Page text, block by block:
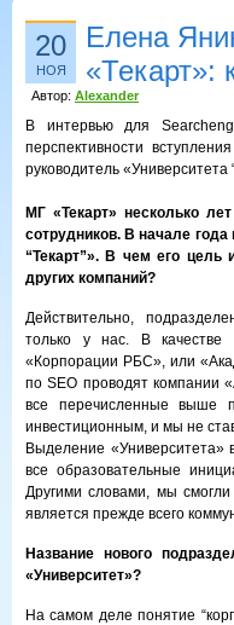
20
НОЯ
Елена
«Текарт»:
Автор: Alexander
В интервью для
перспективности
руководитель «Университета
МГ «Текарт» несколько
сотрудников. В начале
“Текарт”». В чем его цель
других компаний?
Действительно,
только у нас. В
«Корпорации РБС», или
по SEO проводят компании
все перечисленные выше
инвестиционным, и мы не
Выделение «Университета»
все образовательные
Другими словами, мы
является прежде всего
Название нового
«Университет»?
На самом деле понятие